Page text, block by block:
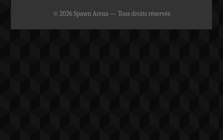
© 2026 Spawn Arena — Tous droits réservés